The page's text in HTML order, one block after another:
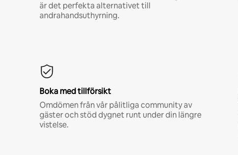
är det perfekta alternativet till
andrahandsuthyrning.
Boka med tillförsikt
Omdömen från vår pålitliga community av
gäster och stöd dygnet runt under din längre
vistelse.